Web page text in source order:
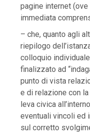
pagine internet
immediata
– che, quanto agli
riepilogo
colloquio
finalizzato ad
punto di vista
e di relazione con
leva civica
eventuali vincoli ed
sul corretto